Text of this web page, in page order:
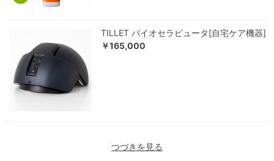
TILLET バイオセラピュータ[自宅ケア機器]
￥165,000
つづきを見る